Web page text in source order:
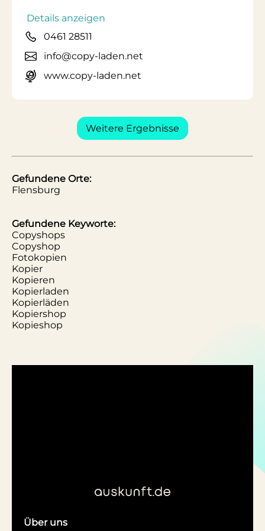
Details anzeigen
0461 28511
info@copy-laden.net
www.copy-laden.net
Weitere Ergebnisse
Gefundene Orte:
Flensburg
Gefundene Keyworte:
Copyshops
Copyshop
Fotokopien
Kopier
Kopieren
Kopierladen
Kopierläden
Kopiershop
Kopieshop
Über uns